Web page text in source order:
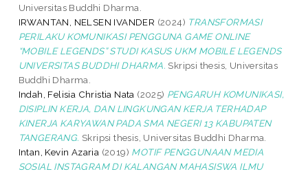
Universitas Buddhi Dharma.
IRWANTAN, NELSEN IVANDER (2024) TRANSFORMASI
PERILAKU KOMUNIKASI PENGGUNA GAME ONLINE
“MOBILE LEGENDS” STUDI KASUS UKM MOBILE LEGENDS
UNIVERSITAS BUDDHI DHARMA. Skripsi thesis, Universitas
Buddhi Dharma.
Indah, Felisia Christia Nata (2025) PENGARUH KOMUNIKASI,
DISIPLIN KERJA, DAN LINGKUNGAN KERJA TERHADAP
KINERJA KARYAWAN PADA SMA NEGERI 13 KABUPATEN
TANGERANG. Skripsi thesis, Universitas Buddhi Dharma.
Intan, Kevin Azaria (2019) MOTIF PENGGUNAAN MEDIA
SOSIAL INSTAGRAM DI KALANGAN MAHASISWA ILMU